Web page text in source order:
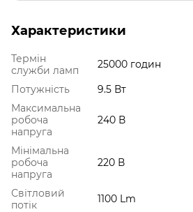
Характеристики
Термін
служби ламп
25000 годин
Потужність
9.5 Вт
Максимальна
робоча
напруга
240 В
Мінімальна
робоча
напруга
220 В
Світловий
потік
1100 Lm